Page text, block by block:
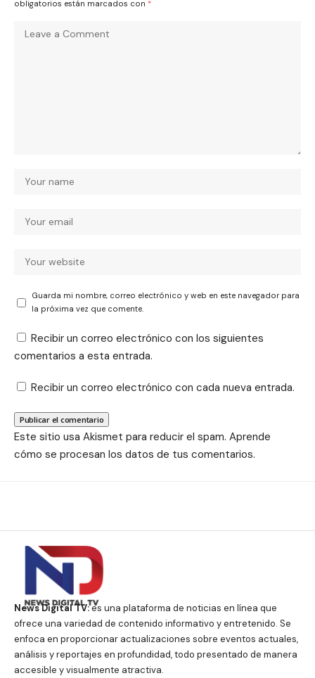
obligatorios están marcados con *
Guarda mi nombre, correo electrónico y web en este navegador para
la próxima vez que comente.
Recibir un correo electrónico con los siguientes
comentarios a esta entrada.
Recibir un correo electrónico con cada nueva entrada.
Este sitio usa Akismet para reducir el spam. Aprende
cómo se procesan los datos de tus comentarios.
News Digital TV:es una plataforma de noticias en línea que
ofrece una variedad de contenido informativo y entretenido. Se
enfoca en proporcionar actualizaciones sobre eventos actuales,
análisis y reportajes en profundidad, todo presentado de manera
accesible y visualmente atractiva.